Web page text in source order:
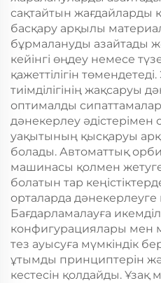
сақтайтын жағдайларды
басқару арқылы
бұрмалануды азайтады
кейінгі өңдеу немесе
қажеттілігін
тиімділігінің жақсаруы
оптималды
дәнекерлеу әдістерімен
уақытының қысқаруы
болады. Автоматтық
машинасы қолмен
болатын тар
орталарда дәнекерлеуге
Бағдарламалауға
конфигурациялары мен
тез ауысуға мүмкіндік
ұтымды принциптерін
кестесін қолдайды. Ұзақ